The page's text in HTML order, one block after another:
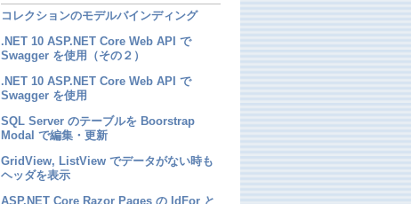
コレクションのモデルバインディング
.NET 10 ASP.NET Core Web API で
Swagger を使用（その２）
.NET 10 ASP.NET Core Web API で
Swagger を使用
SQL Server のテーブルを Boorstrap
Modal で編集・更新
GridView, ListView でデータがない時も
ヘッダを表示
ASP.NET Core Razor Pages の IdFor と